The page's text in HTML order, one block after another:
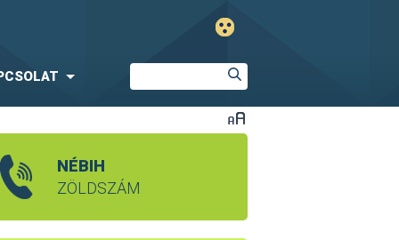
NÉBIH
ZÖLDSZÁM